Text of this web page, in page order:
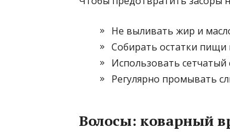
Не выливать жир и
Собирать остатки пищи
Использовать
Регулярно промывать
Волосы: коварный